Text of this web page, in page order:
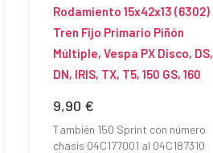
Rodamiento 15x42x13 (6302)
Tren Fijo Primario Piñón
Múltiple, Vespa PX Disco, DS,
DN, IRIS, TX, T5, 150 GS, 160
Precio
9,90 €
También 150 Sprint con número
chasis 04C177001 al 04C187310